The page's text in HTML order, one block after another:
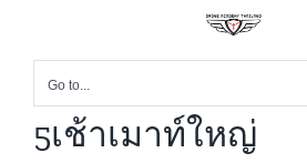
Go to...
5เช้าเมาท์ใหญ่